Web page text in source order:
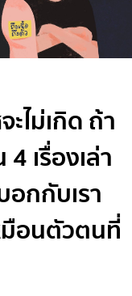
ไม่เกิด ถ้า
เรื่องเล่า
อกกับเรา
มือนตัวตนที่